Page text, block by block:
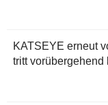
KATSEYE erneut
tritt vorübergehend